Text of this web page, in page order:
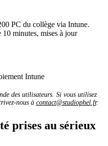
PC du collège via Intune.
minutes, mises à jour
Intune
des utilisateurs. Si vous utilisez
nous à contact@studiophel.fr.
prises au sérieux